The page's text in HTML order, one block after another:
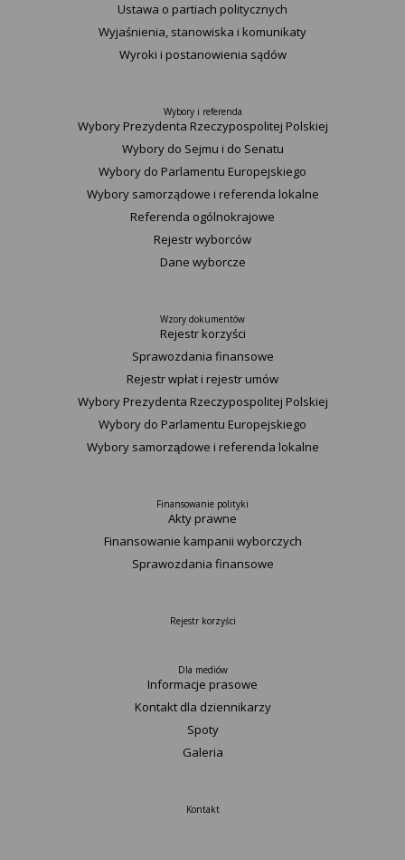
Ustawa o partiach politycznych
Wyjaśnienia, stanowiska i komunikaty
Wyroki i postanowienia sądów
Wybory i referenda
Wybory Prezydenta Rzeczypospolitej Polskiej
Wybory do Sejmu i do Senatu
Wybory do Parlamentu Europejskiego
Wybory samorządowe i referenda lokalne
Referenda ogólnokrajowe
Rejestr wyborców
Dane wyborcze
Wzory dokumentów
Rejestr korzyści
Sprawozdania finansowe
Rejestr wpłat i rejestr umów
Wybory Prezydenta Rzeczypospolitej Polskiej
Wybory do Parlamentu Europejskiego
Wybory samorządowe i referenda lokalne
Finansowanie polityki
Akty prawne
Finansowanie kampanii wyborczych
Sprawozdania finansowe
Rejestr korzyści
Dla mediów
Informacje prasowe
Kontakt dla dziennikarzy
Spoty
Galeria
Kontakt